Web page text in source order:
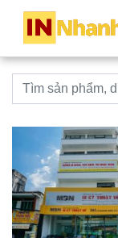
innhanh.com.vn
Từ khoá tìm kiếm